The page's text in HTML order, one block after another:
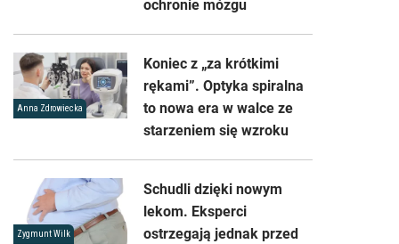
ochronie mózgu
Anna Zdrowiecka
Koniec z „za krótkimi
rękami”. Optyka spiralna
to nowa era w walce ze
starzeniem się wzroku
Zygmunt Wilk
Schudli dzięki nowym
lekom. Eksperci
ostrzegają jednak przed